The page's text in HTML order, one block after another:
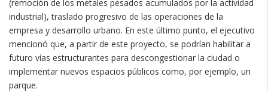
(remoción de los metales pesados acumulados por la actividad
industrial), traslado progresivo de las operaciones de la
empresa y desarrollo urbano. En este último punto, el ejecutivo
mencionó que, a partir de este proyecto, se podrían habilitar a
futuro vías estructurantes para descongestionar la ciudad o
implementar nuevos espacios públicos como, por ejemplo, un
parque.